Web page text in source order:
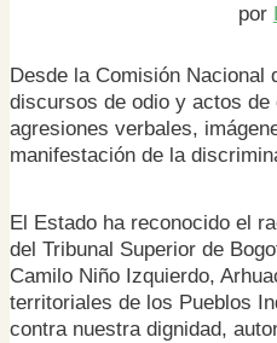
por
Desde la Comisión Nacional
discursos de odio y actos de
agresiones verbales,
manifestación de la
El Estado ha reconocido el
del Tribunal Superior de
Camilo Niño Izquierdo,
territoriales de los Pueblos
contra nuestra dignidad,